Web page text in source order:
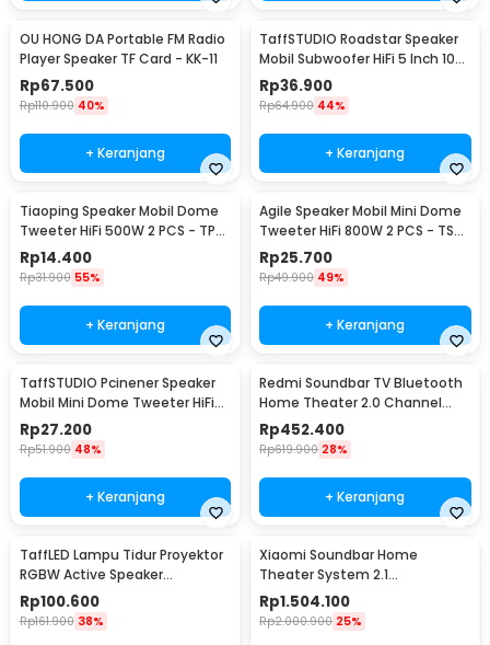
OU HONG DA Portable FM Radio
Player Speaker TF Card - KK-11
Rp67.500
Rp110.900 40%
+ Keranjang
TaffSTUDIO Roadstar Speaker
Mobil Subwoofer HiFi 5 Inch 100
W 1 PCS - VO-502
Rp36.900
Rp64.900 44%
+ Keranjang
Tiaoping Speaker Mobil Dome
Tweeter HiFi 500W 2 PCS - TP-
005A
Rp14.400
Rp31.900 55%
+ Keranjang
Agile Speaker Mobil Mini Dome
Tweeter HiFi 800W 2 PCS - TS-
T120
Rp25.700
Rp49.900 49%
+ Keranjang
TaffSTUDIO Pcinener Speaker
Mobil Mini Dome Tweeter HiFi
140W 2 PCS - TS-T280
Rp27.200
Rp51.900 48%
+ Keranjang
Redmi Soundbar TV Bluetooth
Home Theater 2.0 Channel
Stereo AUX 30W - MDZ-34-DA
Rp452.400
Rp619.900 28%
+ Keranjang
TaffLED Lampu Tidur Proyektor
RGBW Active Speaker
Bluetooth Remote - BL-XK01
Rp100.600
Rp161.900 38%
Xiaomi Soundbar Home
Theater System 2.1
Subwoofers 100W Bluetooth
5.0 - MDZ-35-DA
Rp1.504.100
Rp2.000.900 25%